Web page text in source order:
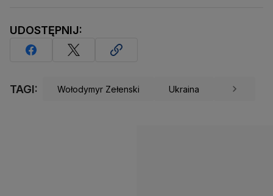
UDOSTĘPNIJ:
TAGI: Wołodymyr Zełenski Ukraina